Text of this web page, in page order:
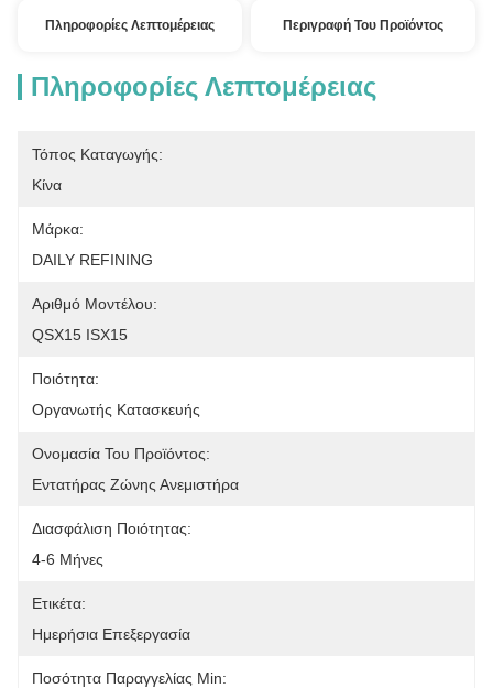
Πληροφορίες Λεπτομέρειας Περιγραφή Του Προϊόντος
Πληροφορίες Λεπτομέρειας
Τόπος Καταγωγής:
Κίνα
Μάρκα:
DAILY REFINING
Αριθμό Μοντέλου:
QSX15 ISX15
Ποιότητα:
Οργανωτής Κατασκευής
Ονομασία Του Προϊόντος:
Εντατήρας Ζώνης Ανεμιστήρα
Διασφάλιση Ποιότητας:
4-6 Μήνες
Ετικέτα:
Ημερήσια Επεξεργασία
Ποσότητα Παραγγελίας Min: